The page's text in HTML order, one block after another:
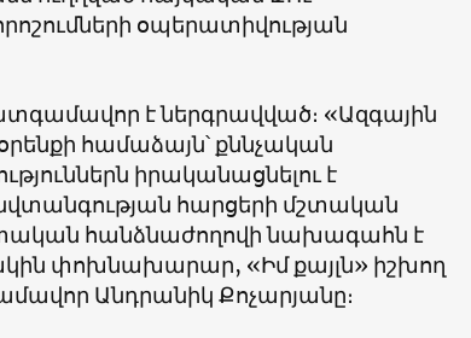
օպերատիվության
է ներգրավված։ «Ազգային
համաձայն՝ քննչական
իրականացնելու է
հարցերի մշտական
հանձնաժողովի նախագահն է
փոխնախարար, «Իմ քայլն» իշխող
Անդրանիկ Քոչարյանը։